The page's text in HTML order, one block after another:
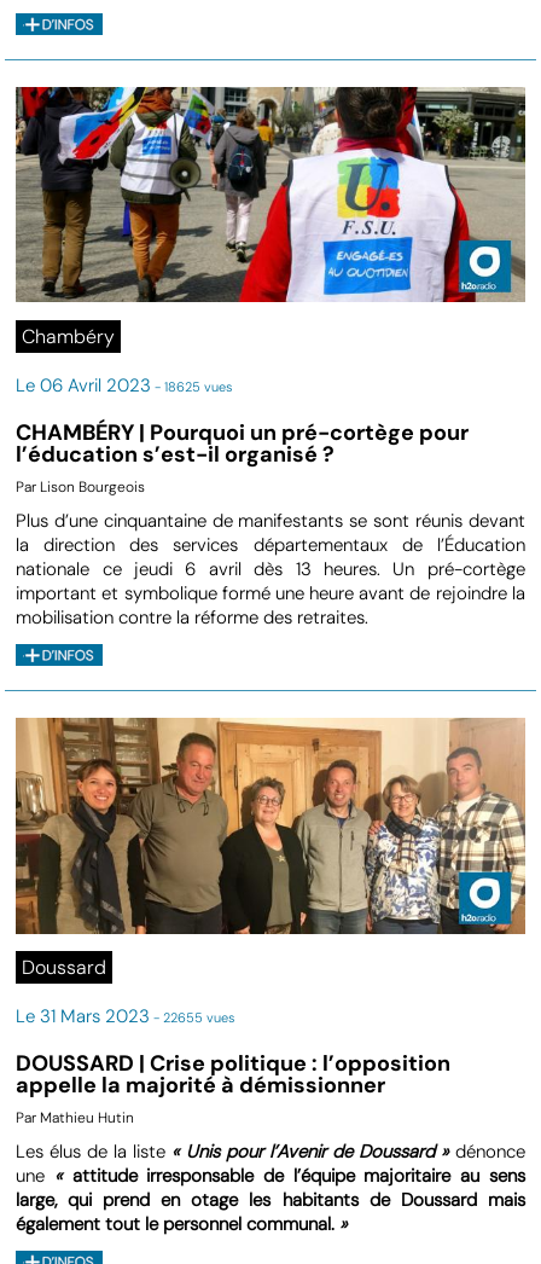
Chambéry
Le 06 Avril 2023 - 18625 vues
CHAMBÉRY | Pourquoi un pré-cortège pour
l’éducation s’est-il organisé ?
Par Lison Bourgeois
Plus d’une cinquantaine de manifestants se sont réunis devant
la direction des services départementaux de l’Éducation
nationale ce jeudi 6 avril dès 13 heures. Un pré-cortège
important et symbolique formé une heure avant de rejoindre la
mobilisation contre la réforme des retraites.
Doussard
Le 31 Mars 2023 - 22655 vues
DOUSSARD | Crise politique : l’opposition
appelle la majorité à démissionner
Par Mathieu Hutin
Les élus de la liste « Unis pour l’Avenir de Doussard » dénonce
une « attitude irresponsable de l’équipe majoritaire au sens
large, qui prend en otage les habitants de Doussard mais
également tout le personnel communal. »